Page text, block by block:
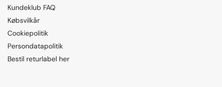
Kundeklub FAQ
Købsvilkår
Cookiepolitik
Persondatapolitik
Bestil returlabel her